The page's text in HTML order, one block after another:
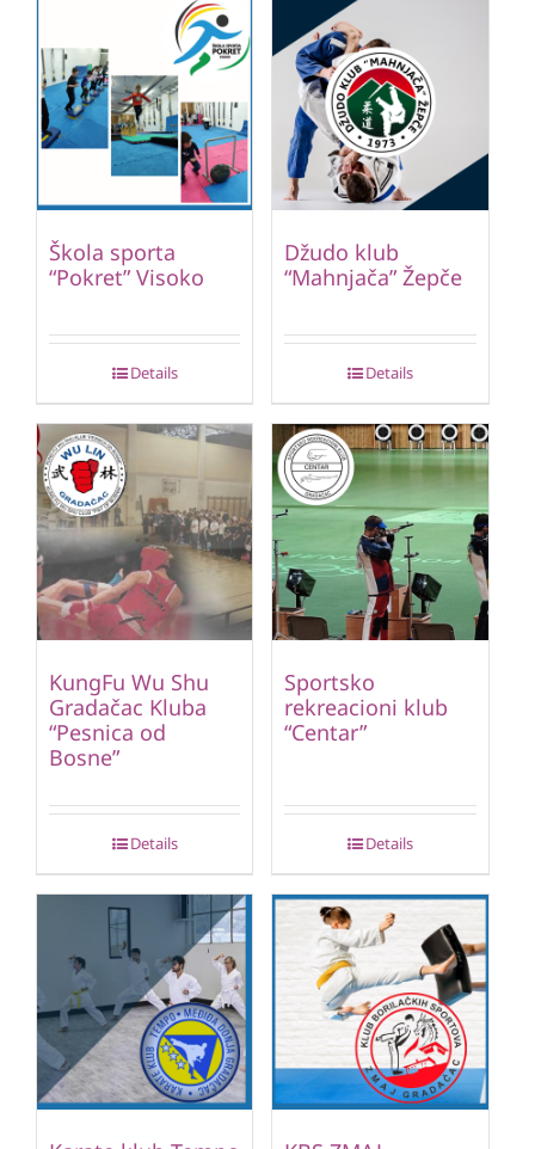
Škola sporta
“Pokret” Visoko
Details
Džudo klub
“Mahnjača” Žepče
Details
KungFu Wu Shu
Gradačac Kluba
“Pesnica od
Bosne”
Details
Sportsko
rekreacioni klub
“Centar”
Details